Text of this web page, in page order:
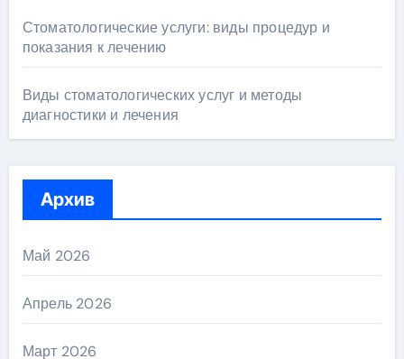
Стоматологические услуги: виды процедур и
показания к лечению
Виды стоматологических услуг и методы
диагностики и лечения
Архив
Май 2026
Апрель 2026
Март 2026